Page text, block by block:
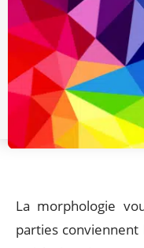
La morphologie
parties